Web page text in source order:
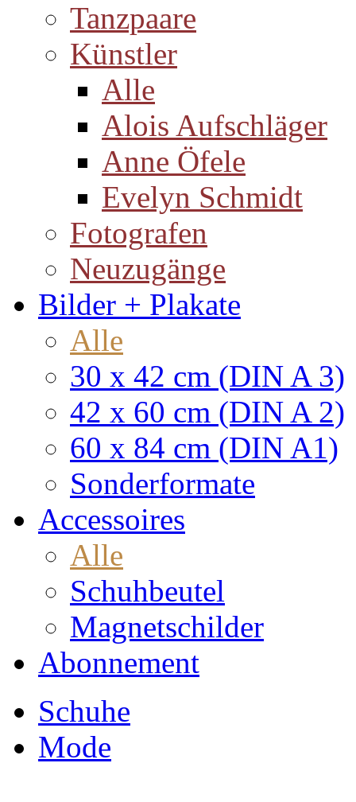
Tanzpaare
Künstler
Alle
Alois Aufschläger
Anne Öfele
Evelyn Schmidt
Fotografen
Neuzugänge
Bilder + Plakate
Alle
30 x 42 cm (DIN A 3)
42 x 60 cm (DIN A 2)
60 x 84 cm (DIN A1)
Sonderformate
Accessoires
Alle
Schuhbeutel
Magnetschilder
Abonnement
Schuhe
Mode